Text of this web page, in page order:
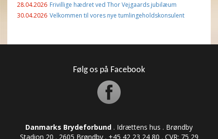
28.04.2026 Frivillige hædret ved Thor Vejgaards jubilæum
30.04.2026 Velkommen til vores nye tumlingeholdskonsulent
Følg os på Facebook
Danmarks Brydeforbund . Idrættens hus . Brøndby
Stadion 20 . 2605 Brøndby . +45 42 23 24 80 . CVR: ​​​​​​75 29